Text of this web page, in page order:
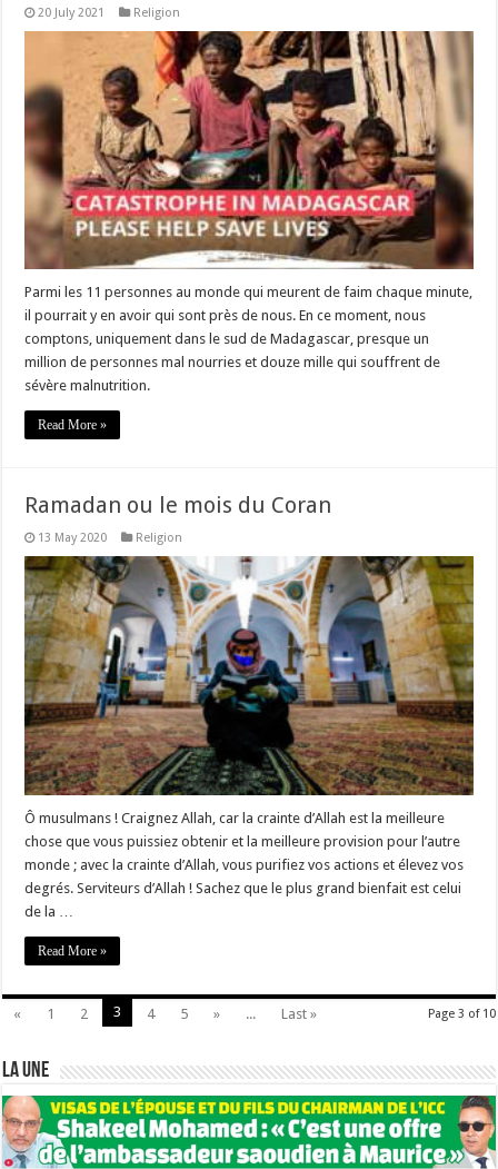
20 July 2021 Religion
Parmi les 11 personnes au monde qui meurent de faim chaque minute,
il pourrait y en avoir qui sont près de nous. En ce moment, nous
comptons, uniquement dans le sud de Madagascar, presque un
million de personnes mal nourries et douze mille qui souffrent de
sévère malnutrition.
Read More »
Ramadan ou le mois du Coran
13 May 2020 Religion
Ô musulmans ! Craignez Allah, car la crainte d’Allah est la meilleure
chose que vous puissiez obtenir et la meilleure provision pour l’autre
monde ; avec la crainte d’Allah, vous purifiez vos actions et élevez vos
degrés. Serviteurs d’Allah ! Sachez que le plus grand bienfait est celui
de la …
Read More »
Page 3 of 10
« 1 2 3 4 5 » ... Last »
LA UNE